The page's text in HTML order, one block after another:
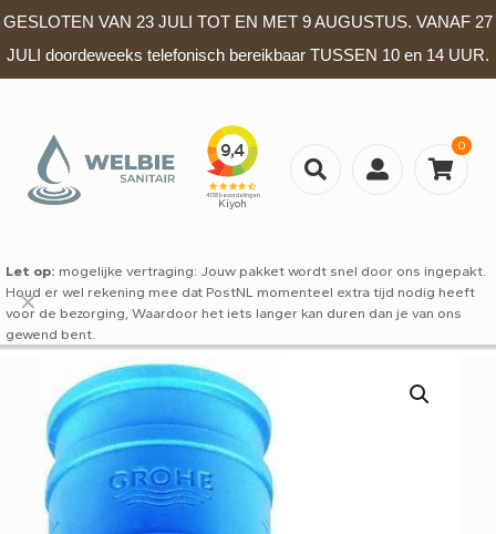
GESLOTEN VAN 23 JULI TOT EN MET 9 AUGUSTUS. VANAF 27
JULI doordeweeks telefonisch bereikbaar TUSSEN 10 en 14 UUR.
0
Let op: mogelijke vertraging: Jouw pakket wordt snel door ons ingepakt.
Houd er wel rekening mee dat PostNL momenteel extra tijd nodig heeft
voor de bezorging, Waardoor het iets langer kan duren dan je van ons
gewend bent.
✕